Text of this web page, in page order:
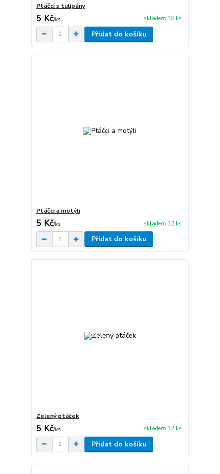
Ptáčci s tulipány
5 Kč/ks skladem 18 ks
Přidat do košíku
Ptáčci a motýli
5 Kč/ks skladem 12 ks
Přidat do košíku
Zelený ptáček
5 Kč/ks skladem 12 ks
Přidat do košíku